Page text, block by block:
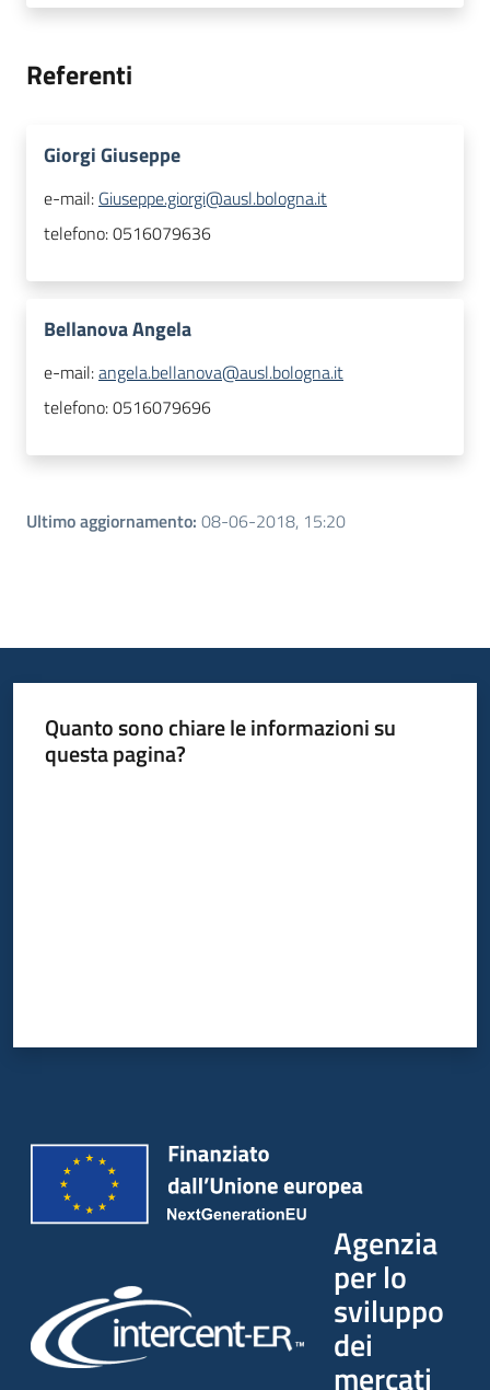
Referenti
Giorgi Giuseppe
e-mail: Giuseppe.giorgi@ausl.bologna.it
telefono:0516079636
Bellanova Angela
e-mail:angela.bellanova@ausl.bologna.it
telefono:0516079696
Ultimo aggiornamento: 08-06-2018, 15:20
Quanto sono chiare le informazioni su
questa pagina?
Agenzia
per lo
sviluppo
dei
mercati